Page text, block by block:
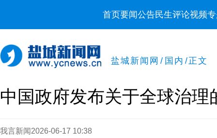
首页要闻公告民生评论视频
盐城新闻网 / 国内 /正文
中国政府发布关于全球治理
我言新闻 2026-06-17 10:38